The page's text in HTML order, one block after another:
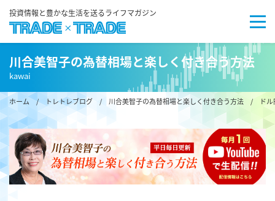
投資情報と豊かな生活を送るライフマガジン
川合美智子の為替相場と楽しく付き合う方法
kawai
ホーム/ トレトレブログ / 川合美智子の為替相場と楽しく付き合う方法 / ドル